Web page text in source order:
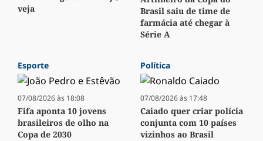
veja
Brasil saiu de time de
farmácia até chegar à
Série A
Esporte
07/08/2026 às 18:08
Fifa aponta 10 jovens
brasileiros de olho na
Copa de 2030
Política
07/08/2026 às 17:48
Caiado quer criar polícia
conjunta com 10 países
vizinhos ao Brasil